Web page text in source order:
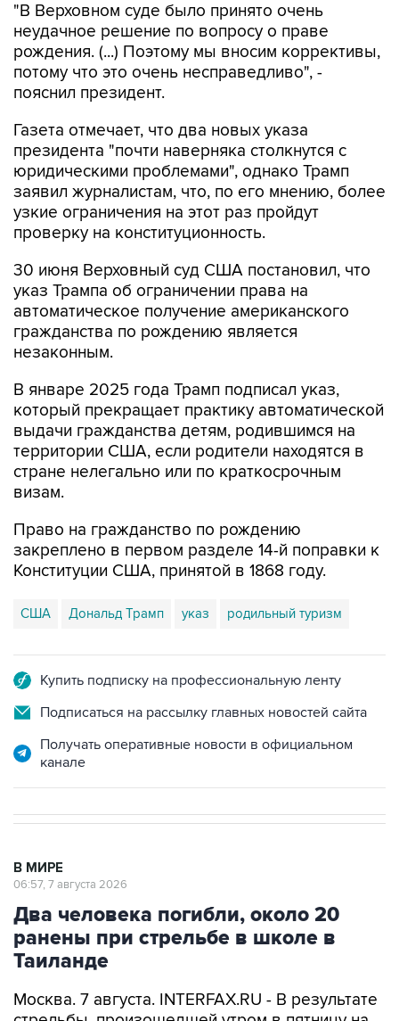
"В Верховном суде было принято очень
неудачное решение по вопросу о праве
рождения. (...) Поэтому мы вносим коррективы,
потому что это очень несправедливо", -
пояснил президент.
Газета отмечает, что два новых указа
президента "почти наверняка столкнутся с
юридическими проблемами", однако Трамп
заявил журналистам, что, по его мнению, более
узкие ограничения на этот раз пройдут
проверку на конституционность.
30 июня Верховный суд США постановил, что
указ Трампа об ограничении права на
автоматическое получение американского
гражданства по рождению является
незаконным.
В январе 2025 года Трамп подписал указ,
который прекращает практику автоматической
выдачи гражданства детям, родившимся на
территории США, если родители находятся в
стране нелегально или по краткосрочным
визам.
Право на гражданство по рождению
закреплено в первом разделе 14-й поправки к
Конституции США, принятой в 1868 году.
США Дональд Трамп указ родильный туризм
Купить подписку на профессиональную ленту
Подписаться на рассылку главных новостей сайта
Получать оперативные новости в официальном
канале
В МИРЕ
06:57, 7 августа 2026
Два человека погибли, около 20
ранены при стрельбе в школе в
Таиланде
Москва. 7 августа. INTERFAX.RU - В результате